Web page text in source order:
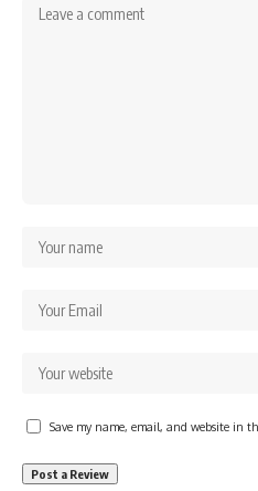
Save my name, email, and website in